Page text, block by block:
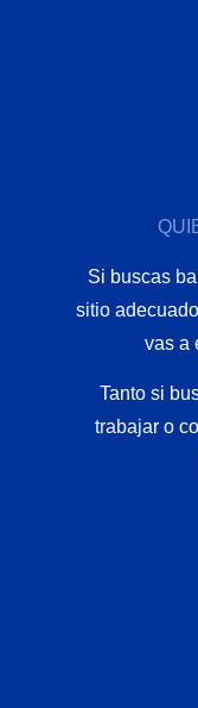
Si buscas
sitio
vas a
Tanto si
trabajar o